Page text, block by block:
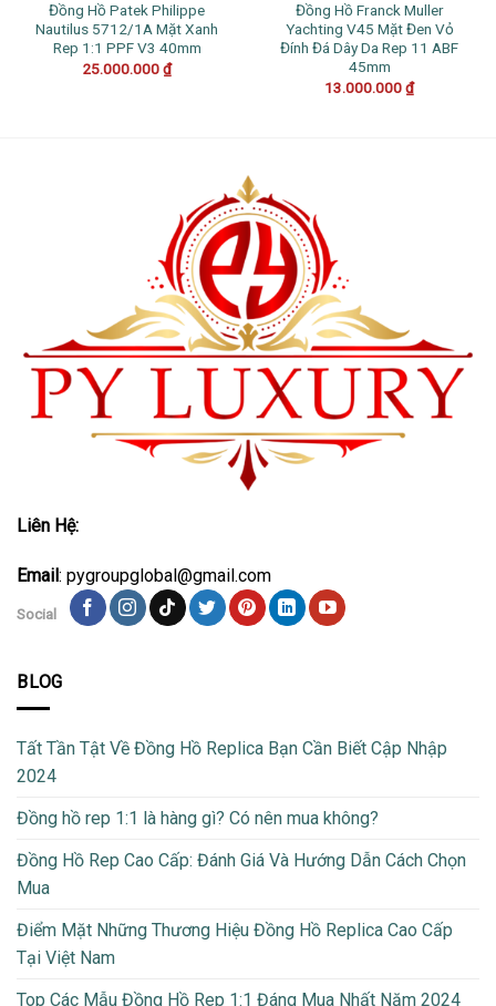
Đồng Hồ Patek Philippe
Nautilus 5712/1A Mặt Xanh
Rep 1:1 PPF V3 40mm
25.000.000₫
Đồng Hồ Franck Muller
Yachting V45 Mặt Đen Vỏ
Đính Đá Dây Da Rep 11 ABF
45mm
13.000.000₫
Liên Hệ:
Email : pygroupglobal@gmail.com
Social
BLOG
Tất Tần Tật Về Đồng Hồ Replica Bạn Cần Biết Cập Nhập
2024
Đồng hồ rep 1:1 là hàng gì? Có nên mua không?
Đồng Hồ Rep Cao Cấp: Đánh Giá Và Hướng Dẫn Cách Chọn
Mua
Điểm Mặt Những Thương Hiệu Đồng Hồ Replica Cao Cấp
Tại Việt Nam
Top Các Mẫu Đồng Hồ Rep 1:1 Đáng Mua Nhất Năm 2024